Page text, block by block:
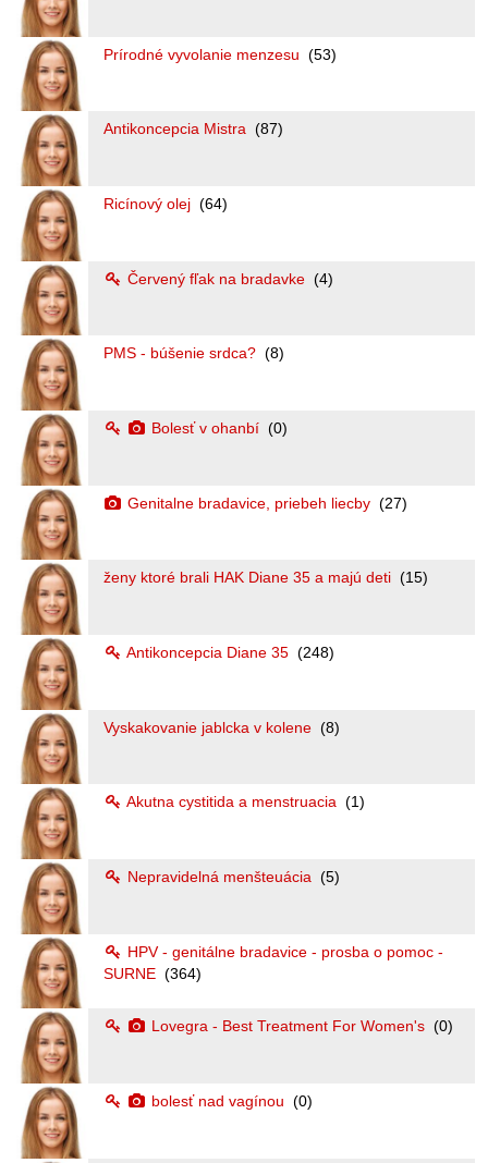
Prírodné vyvolanie menzesu (53)
Antikoncepcia Mistra (87)
Ricínový olej (64)
Červený fľak na bradavke (4)
PMS - búšenie srdca? (8)
Bolesť v ohanbí (0)
Genitalne bradavice, priebeh liecby (27)
ženy ktoré brali HAK Diane 35 a majú deti (15)
Antikoncepcia Diane 35 (248)
Vyskakovanie jablcka v kolene (8)
Akutna cystitida a menstruacia (1)
Nepravidelná menšteuácia (5)
HPV - genitálne bradavice - prosba o pomoc -
SURNE (364)
Lovegra - Best Treatment For Women's (0)
bolesť nad vagínou (0)